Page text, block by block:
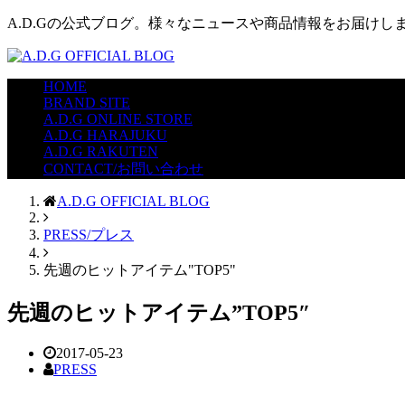
A.D.Gの公式ブログ。様々なニュースや商品情報をお届けし
HOME
BRAND SITE
A.D.G ONLINE STORE
A.D.G HARAJUKU
A.D.G RAKUTEN
CONTACT/お問い合わせ
A.D.G OFFICIAL BLOG
PRESS/プレス
先週のヒットアイテム"TOP5"
先週のヒットアイテム”TOP5″
2017-05-23
PRESS